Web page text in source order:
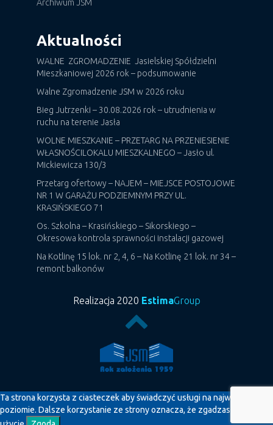
Archiwum JSM
Aktualności
WALNE ZGROMADZENIE Jasielskiej Spółdzielni
Mieszkaniowej 2026 rok – podsumowanie
Walne Zgromadzenie JSM w 2026 roku
Bieg Jutrzenki – 30.08.2026 rok – utrudnienia w
ruchu na terenie Jasła
WOLNE MIESZKANIE – PRZETARG NA PRZENIESIENIE
WŁASNOŚCILOKALU MIESZKALNEGO – Jasło ul.
Mickiewicza 130/3
Przetarg ofertowy – NAJEM – MIEJSCE POSTOJOWE
NR 1 W GARAŻU PODZIEMNYM PRZY UL.
KRASIŃSKIEGO 71
Os. Szkolna – Krasińskiego – Sikorskiego –
Okresowa kontrola sprawności instalacji gazowej
Na Kotlinę 15 lok. nr 2, 4, 6 – Na Kotlinę 21 lok. nr 34 –
remont balkonów
Realizacja 2020 EstimaGroup
Ta strona korzysta z ciasteczek aby świadczyć usługi na najwyższym
poziomie. Dalsze korzystanie ze strony oznacza, że zgadzasz się na ich